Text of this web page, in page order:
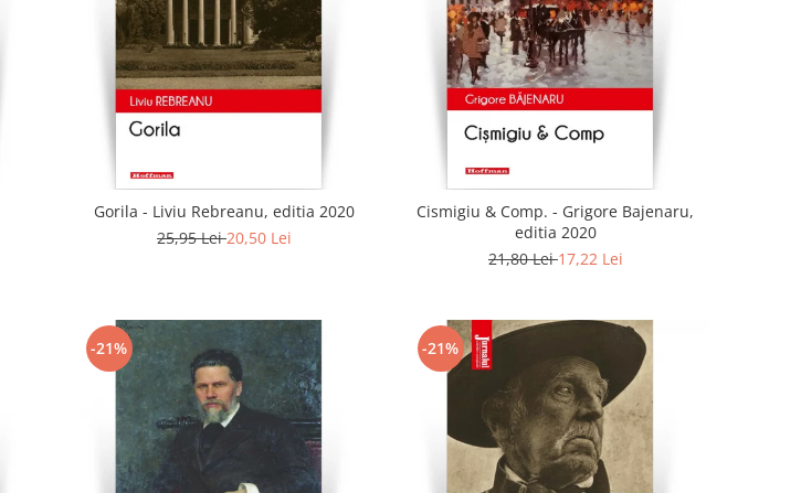
Gorila - Liviu Rebreanu, editia 2020
25,95 Lei20,50 Lei
Cismigiu & Comp. - Grigore Bajenaru,
editia 2020
21,80 Lei17,22 Lei
-21% -21%